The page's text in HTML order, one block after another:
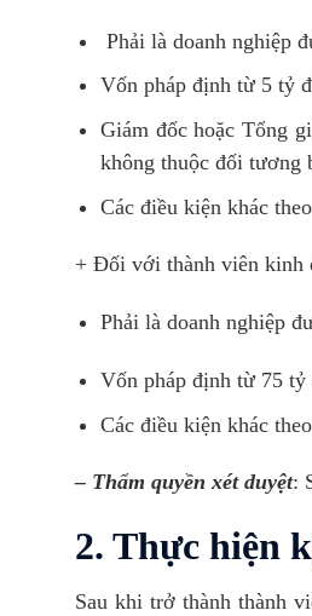
Phải là doanh nghiệp
Vốn pháp định từ 5 tỷ
Giám đốc hoặc Tổng
không thuộc đối tương
Các điều kiện khác
+ Đối với thành viên kinh
Phải là doanh nghiệp
Vốn pháp định từ 75 tỷ
Các điều kiện khác
– Thẩm quyền xét duyệt:
2. Thực hiện
Sau khi trở thành thành